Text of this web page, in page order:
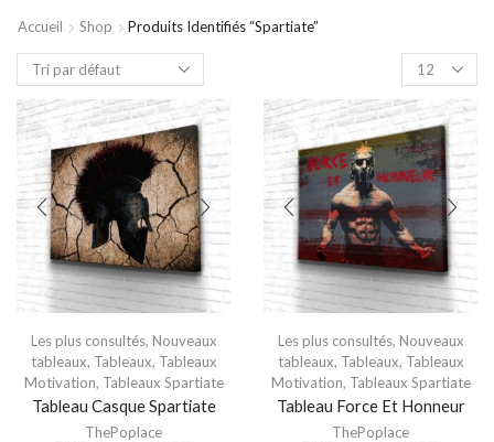
Accueil Shop Produits Identifiés “Spartiate”
Les plus consultés, Nouveaux
tableaux, Tableaux, Tableaux
Motivation, Tableaux Spartiate
Tableau Casque Spartiate
ThePoplace
Les plus consultés, Nouveaux
tableaux, Tableaux, Tableaux
Motivation, Tableaux Spartiate
Tableau Force Et Honneur
ThePoplace